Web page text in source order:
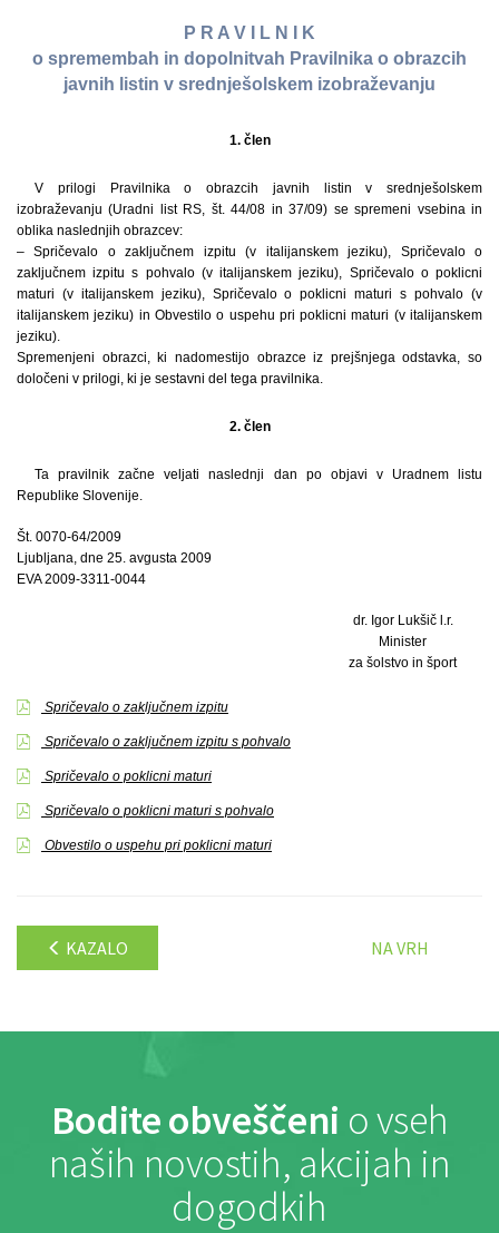
P R A V I L N I K
o spremembah in dopolnitvah Pravilnika o obrazcih
javnih listin v srednješolskem izobraževanju
1. člen
V prilogi Pravilnika o obrazcih javnih listin v srednješolskem
izobraževanju (Uradni list RS, št. 44/08 in 37/09) se spremeni vsebina in
oblika naslednjih obrazcev:
– Spričevalo o zaključnem izpitu (v italijanskem jeziku), Spričevalo o
zaključnem izpitu s pohvalo (v italijanskem jeziku), Spričevalo o poklicni
maturi (v italijanskem jeziku), Spričevalo o poklicni maturi s pohvalo (v
italijanskem jeziku) in Obvestilo o uspehu pri poklicni maturi (v italijanskem
jeziku).
Spremenjeni obrazci, ki nadomestijo obrazce iz prejšnjega odstavka, so
določeni v prilogi, ki je sestavni del tega pravilnika.
2. člen
Ta pravilnik začne veljati naslednji dan po objavi v Uradnem listu
Republike Slovenije.
Št. 0070-64/2009
Ljubljana, dne 25. avgusta 2009
EVA 2009-3311-0044
dr. Igor Lukšič l.r.
Minister
za šolstvo in šport
Spričevalo o zaključnem izpitu
Spričevalo o zaključnem izpitu s pohvalo
Spričevalo o poklicni maturi
Spričevalo o poklicni maturi s pohvalo
Obvestilo o uspehu pri poklicni maturi
KAZALO NA VRH
Bodite obveščeni o vseh
naših novostih, akcijah in
dogodkih